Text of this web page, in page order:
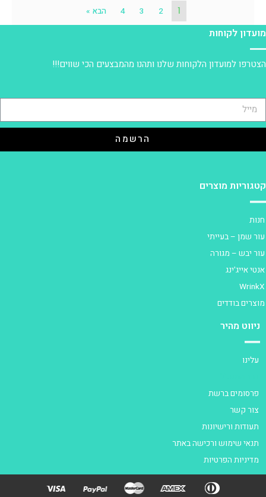
2
3
4 הבא »
לקוחות
למועדון הלקוחות שלנו ותהנו מהמבצעים הכי שווים!!!
הרשמה
מוצרים
שמן – בעייתי
יבש – מגורה
אייג'ינג
בודדים
ניווט מהיר
עלינו
פרסומים ברשת
צור קשר
תעודות ורישיונות
תנאי שימוש ורכישה באתר
מדיניות הפרטיות